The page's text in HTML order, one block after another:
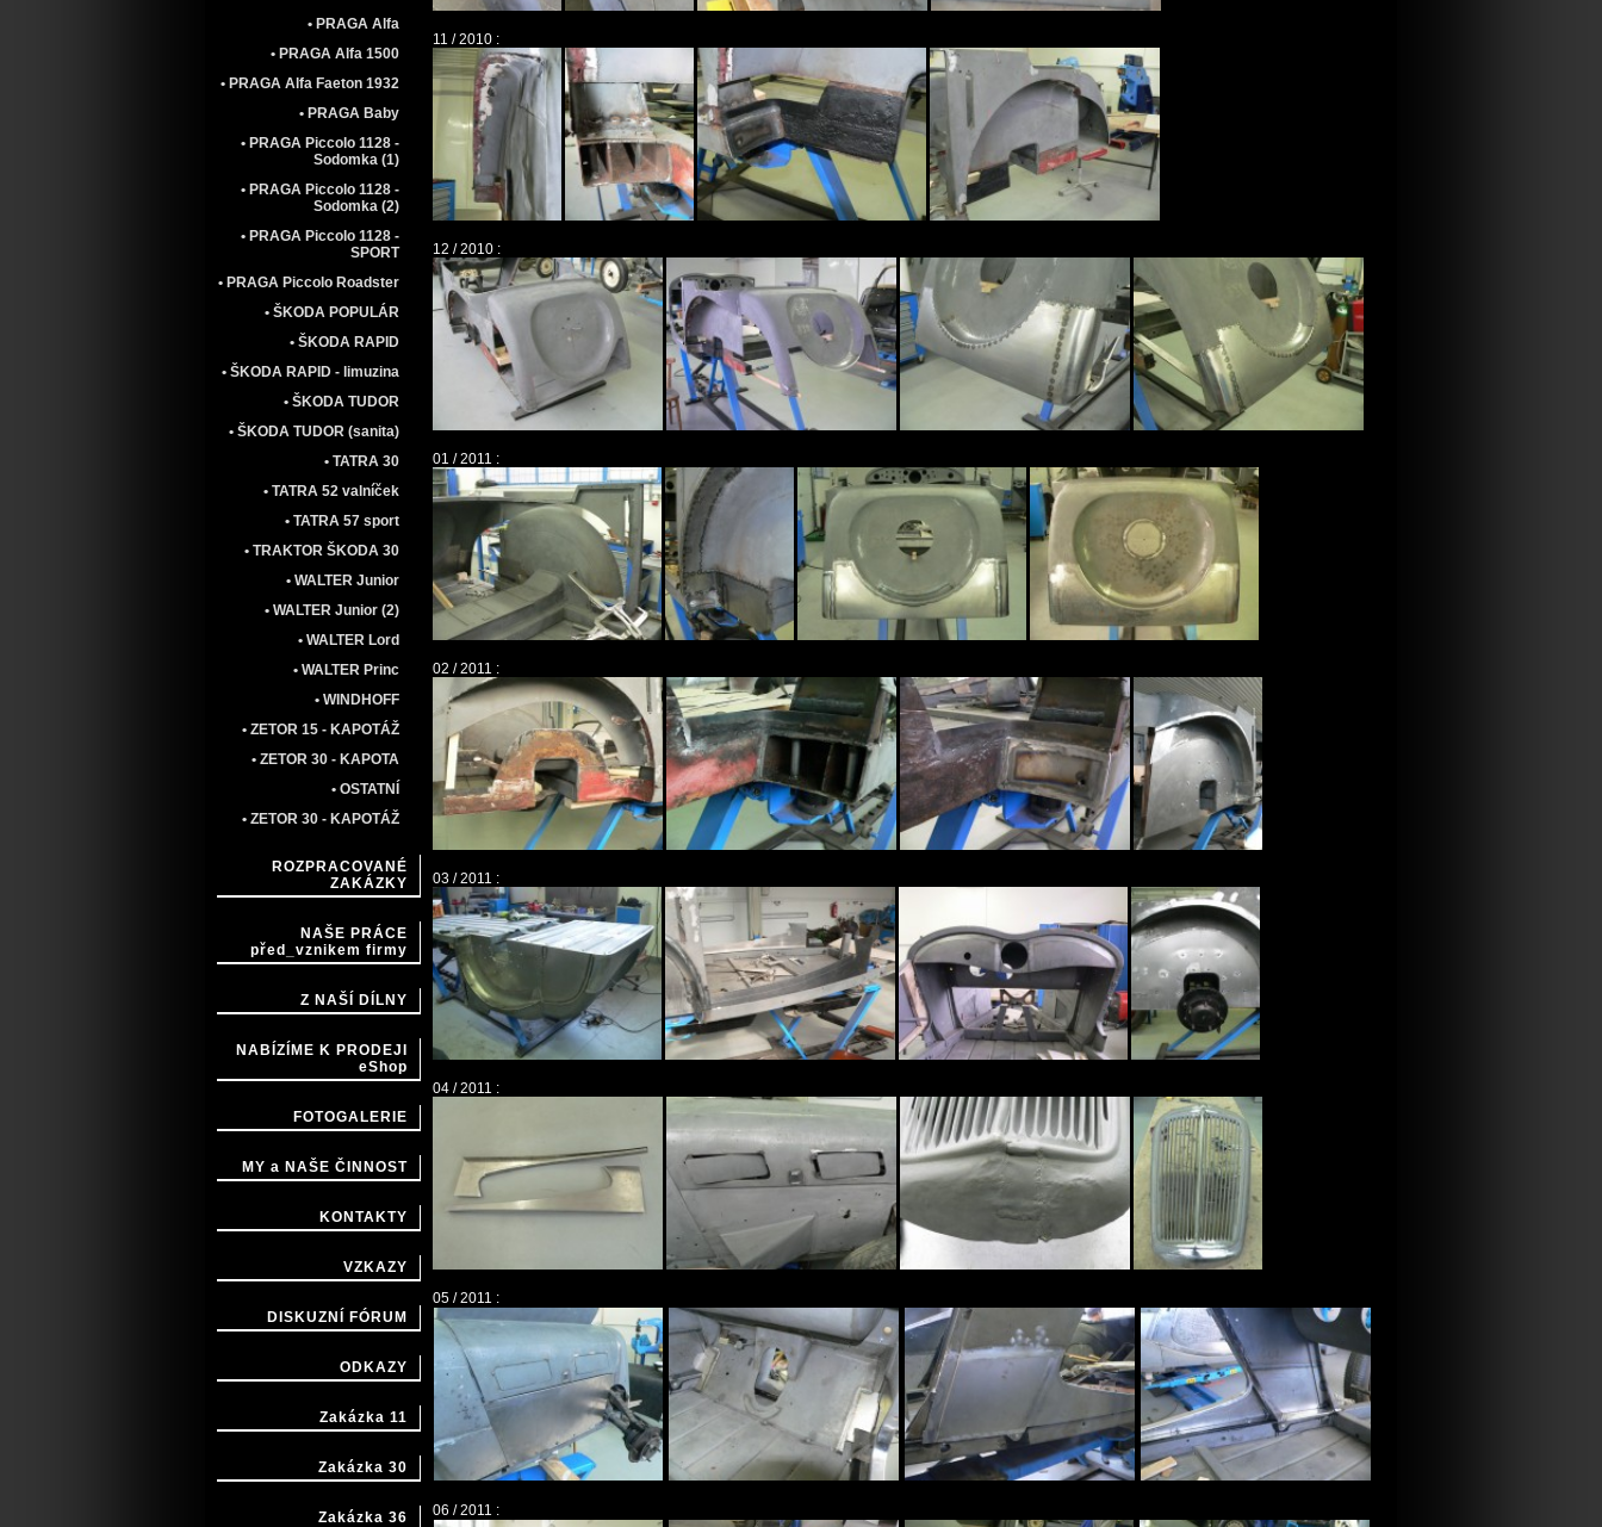
• PRAGA Alfa
• PRAGA Alfa 1500
• PRAGA Alfa Faeton 1932
• PRAGA Baby
• PRAGA Piccolo 1128 -
Sodomka (1)
• PRAGA Piccolo 1128 -
Sodomka (2)
• PRAGA Piccolo 1128 -
SPORT
• PRAGA Piccolo Roadster
• ŠKODA POPULÁR
• ŠKODA RAPID
• ŠKODA RAPID - limuzina
• ŠKODA TUDOR
• ŠKODA TUDOR (sanita)
• TATRA 30
• TATRA 52 valníček
• TATRA 57 sport
• TRAKTOR ŠKODA 30
• WALTER Junior
• WALTER Junior (2)
• WALTER Lord
• WALTER Princ
• WINDHOFF
• ZETOR 15 - KAPOTÁŽ
• ZETOR 30 - KAPOTA
• OSTATNÍ
• ZETOR 30 - KAPOTÁŽ
ROZPRACOVANÉ
ZAKÁZKY
NAŠE PRÁCE
před_vznikem firmy
Z NAŠÍ DÍLNY
NABÍZÍME K PRODEJI
eShop
FOTOGALERIE
MY a NAŠE ČINNOST
KONTAKTY
VZKAZY
DISKUZNÍ FÓRUM
ODKAZY
Zakázka 11
Zakázka 30
Zakázka 36
11 / 2010 :
12 / 2010 :
01 / 2011 :
02 / 2011 :
03 / 2011 :
04 / 2011 :
05 / 2011 :
06 / 2011 :